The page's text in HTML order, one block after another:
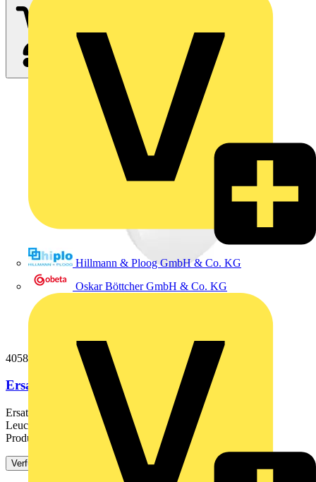
Hillmann & Ploog GmbH & Co. KG
Oskar Böttcher GmbH & Co. KG
4058075156807
Ersatz-Abdeckung
Ersatz-Abdeckung. Produkteigenschaften: Opale
Leuchtenabdeckung aus PMMA. Schlagfestigkeit: IK03.
Produktvorteile:...
Verfügbar: 3 Händler